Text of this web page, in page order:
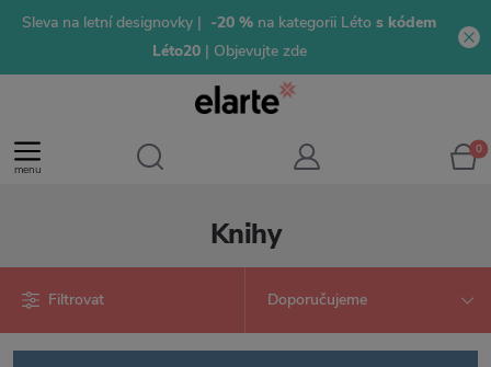
Sleva na letní designovky | -20 % na kategorii Léto s kódem
Léto20 | Objevujte zde
menu
0
Knihy
Filtrovat